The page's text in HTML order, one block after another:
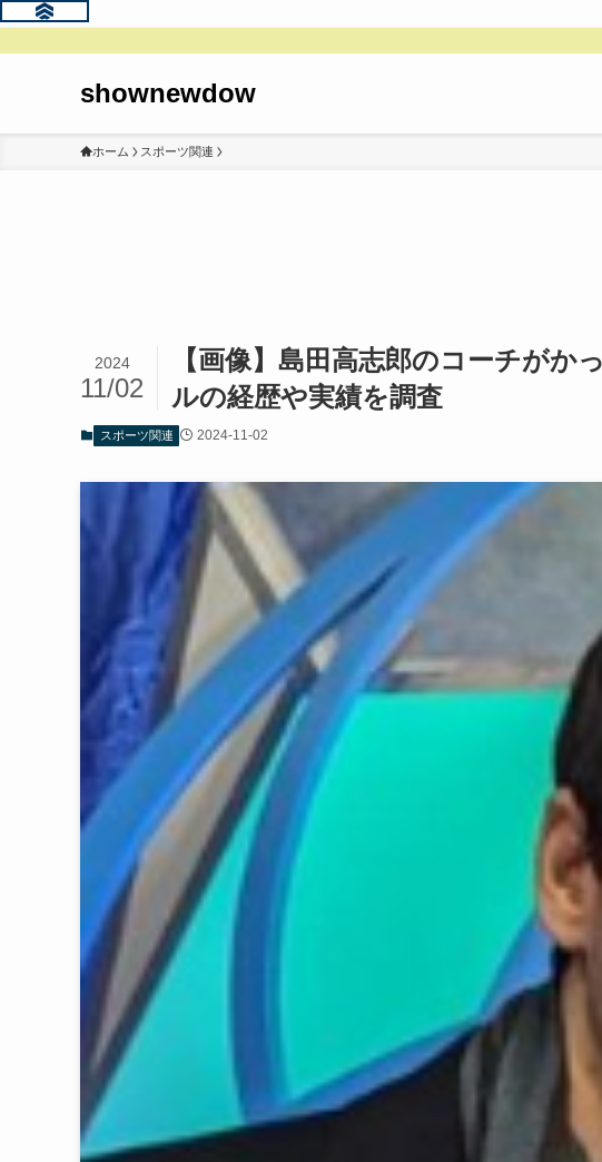
shownewdow
ホーム スポーツ関連
【画像】島田高志郎のコーチが
ルの経歴や実績を調査
2024
11/02
スポーツ関連 2024-11-02